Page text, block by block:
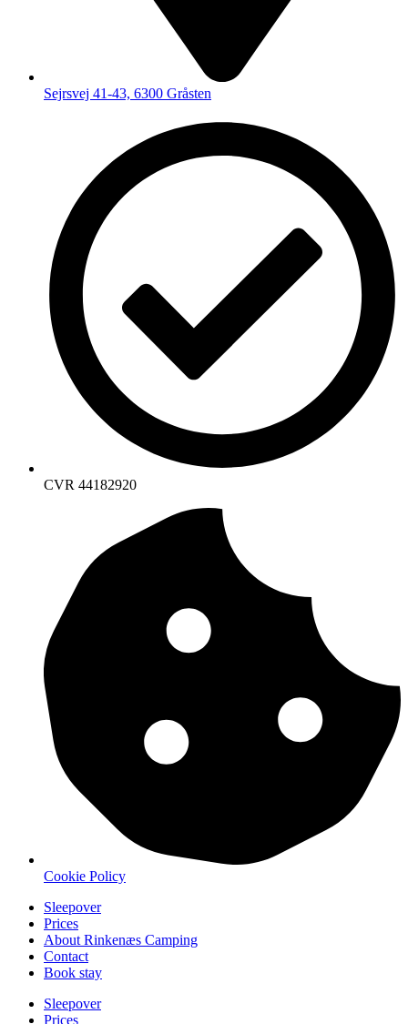
Sejrsvej 41-43, 6300 Gråsten
CVR 44182920
Cookie Policy
Sleepover
Prices
About Rinkenæs Camping
Contact
Book stay
Sleepover
Prices